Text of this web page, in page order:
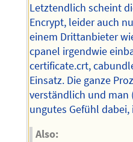
Letztendlich scheint
Encrypt, leider auch
einem Drittanbieter
cpanel irgendwie
certificate.crt,
Einsatz. Die ganze
verständlich und man
ungutes Gefühl
Also: